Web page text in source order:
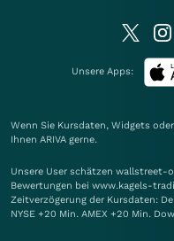
Unsere Apps:
Wenn Sie Kursdaten, Widgets
Ihnen ARIVA gerne.
Unsere User schätzen wallstreet-
Bewertungen bei www.kagels-
Zeitverzögerung der Kursdaten:
NYSE +20 Min. AMEX +20 Min.